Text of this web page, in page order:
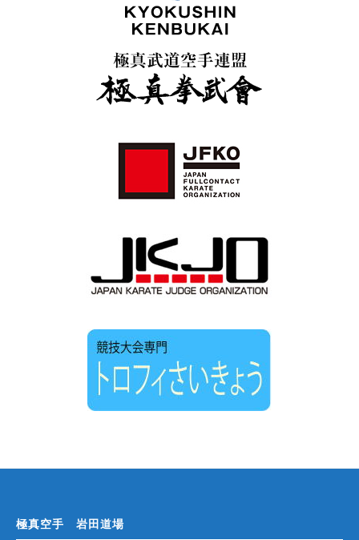
極真空手 岩田道場